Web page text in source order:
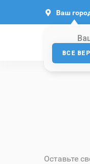
Ваш
ВСЕ
Оставьте